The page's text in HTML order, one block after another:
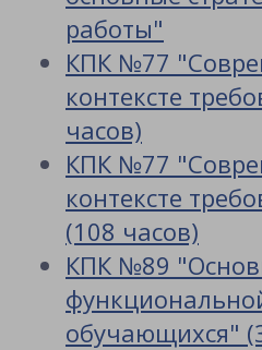
работы"
КПК №77
контексте
часов)
КПК №77
контексте
(108 часов)
КПК №89
обучающихся"